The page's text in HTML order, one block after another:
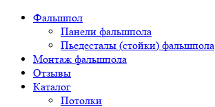
Фальшпол
Панели фальшпола
Пьедесталы (стойки) фальшпола
Монтаж фальшпола
Отзывы
Каталог
Потолки